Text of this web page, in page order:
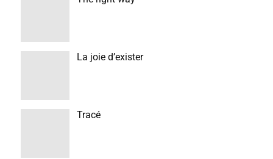
La joie d’exister
Tracé